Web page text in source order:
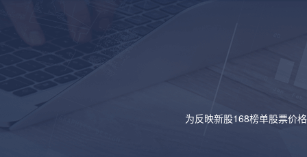
为反映新股168榜单股票价